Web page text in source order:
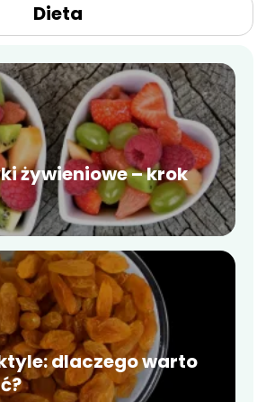
Dieta
żywieniowe – krok
dlaczego warto